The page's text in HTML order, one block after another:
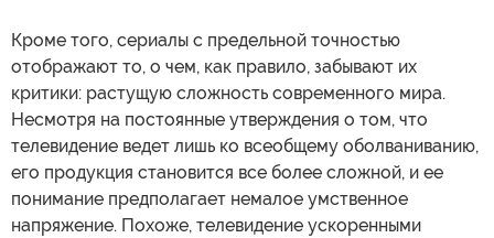
Кроме того, сериалы с предельной точностью
отображают то, о чем, как правило, забывают их
критики: растущую сложность современного мира.
Несмотря на постоянные утверждения о том, что
телевидение ведет лишь ко всеобщему оболваниванию,
его продукция становится все более сложной, и ее
понимание предполагает немалое умственное
напряжение. Похоже, телевидение ускоренными